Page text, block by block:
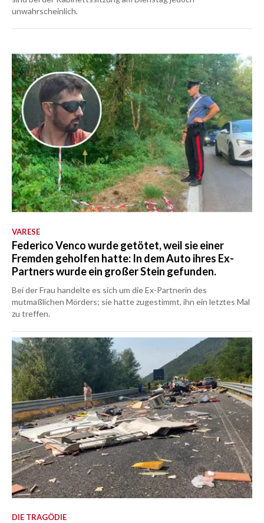
unwahrscheinlich.
VARESE
Federico Venco wurde getötet, weil sie einer
Fremden geholfen hatte: In dem Auto ihres Ex-
Partners wurde ein großer Stein gefunden.
Bei der Frau handelte es sich um die Ex-Partnerin des
mutmaßlichen Mörders; sie hatte zugestimmt, ihn ein letztes Mal
zu treffen.
DIE TRAGÖDIE